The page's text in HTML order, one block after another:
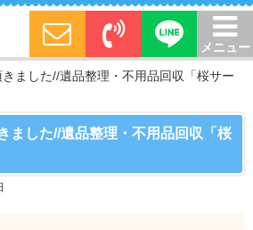
メニュー
ました//遺品整理・不用品回収「桜サー
ました//遺品整理・不用品回収「桜